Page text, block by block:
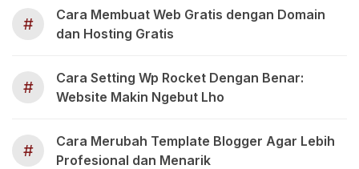
#
Cara Membuat Web Gratis dengan Domain
dan Hosting Gratis
#
Cara Setting Wp Rocket Dengan Benar:
Website Makin Ngebut Lho
#
Cara Merubah Template Blogger Agar Lebih
Profesional dan Menarik